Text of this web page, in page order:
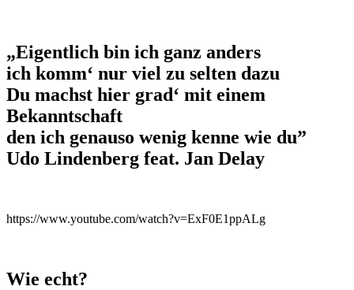
„Eigentlich bin ich ganz anders
ich komm‘ nur viel zu selten dazu
Du machst hier grad‘ mit einem
Bekanntschaft
den ich genauso wenig kenne wie du”
Udo Lindenberg feat. Jan Delay
https://www.youtube.com/watch?v=ExF0E1ppALg
Wie echt?